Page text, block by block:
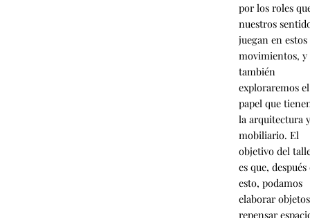
por los roles
nuestros
juegan en estos
movimientos, y
también
exploraremos el
papel que
la arquitectura
mobiliario. El
objetivo del
es que, después
esto, podamos
elaborar
repensar